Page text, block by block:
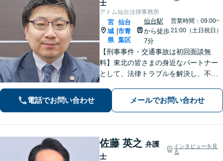
士
アトム仙台法律事務所
宮
城
県
仙台
市青
葉区
仙台駅
から徒歩
7分
営業時間：09:00~
21:00（土日祝日）
【刑事事件・交通事故は初回面談無
料】東北の皆さまの身近なパートナー
として、法律トラブルを解決し、不安
す。どんな些細なお悩みでも大丈夫で
すので、まずはお気軽にご相談くださ
電話でお問い合わせ メールでお問い合わせ
佐藤 英之 弁護
士
インタビューを見
る